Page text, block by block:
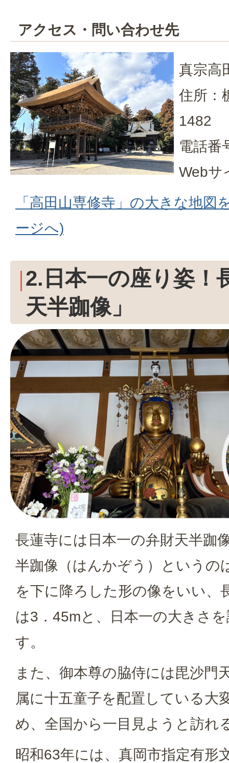
アクセス・問い合わせ先
真宗高
住所：
1482
電話番
Webサ
「高田山専修寺」の大きな地図
ージへ)
2.日本一の座り姿！
天半跏像」
長蓮寺には日本一の弁財天半跏
半跏像（はんかぞう）というの
を下に降ろした形の像をいい、
は3．45mと、日本一の大きさ
す。
また、御本尊の脇侍には毘沙門
属に十五童子を配置している大
め、全国から一目見ようと訪れ
昭和63年には、真岡市指定有形